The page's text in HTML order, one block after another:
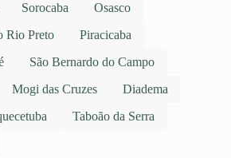
Sorocaba
Osasco
Rio Preto
Piracicaba
São Bernardo do Campo
Mogi das Cruzes
Diadema
Taboão da Serra